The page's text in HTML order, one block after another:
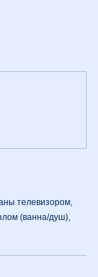
телевизором,
(ванна/душ),